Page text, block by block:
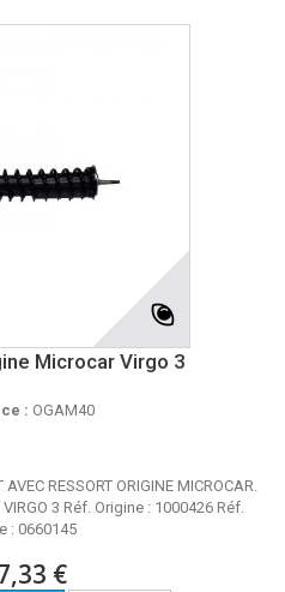
Microcar Virgo 3
: OGAM40
RESSORT ORIGINE MICROCAR.
VIRGO 3 Réf. Origine : 1000426 Réf.
: 0660145
€